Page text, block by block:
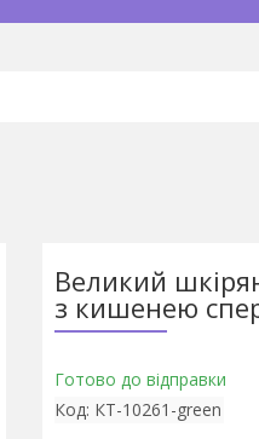
Великий
з кишенею
Готово до відправки
Код: КТ-10261-green